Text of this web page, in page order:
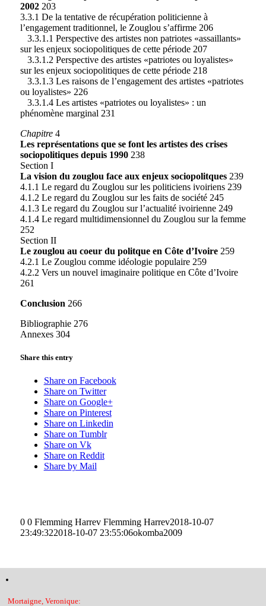
2002203
3.3.1 De la tentative de récupération politicienne à
l’engagement traditionnel, le Zouglou s’affirme 206
3.3.1.1 Perspective des artistes non patriotes «assaillants»
sur les enjeux sociopolitiques de cette période 207
3.3.1.2 Perspective des artistes «patriotes ou loyalistes»
sur les enjeux sociopolitiques de cette période 218
3.3.1.3 Les raisons de l’engagement des artistes «patriotes
ou loyalistes» 226
3.3.1.4 Les artistes «patriotes ou loyalistes» : un
phénomène marginal 231
Chapitre4
Les représentations que se font les artistes des crises
sociopolitiques depuis 1990238
Section I
La vision du zouglou face aux enjeux sociopolitques239
4.1.1 Le regard du Zouglou sur les politiciens ivoiriens 239
4.1.2 Le regard du Zouglou sur les faits de société 245
4.1.3 Le regard du Zouglou sur l’actualité ivoirienne 249
4.1.4 Le regard multidimensionnel du Zouglou sur la femme
252
Section II
Le zouglou au coeur du politque en Côte d’Ivoire259
4.2.1 Le Zouglou comme idéologie populaire 259
4.2.2 Vers un nouvel imaginaire politique en Côte d’Ivoire
261
Conclusion 266
Bibliographie 276
Annexes 304
Share this entry
Share on Facebook
Share on Twitter
Share on Google+
Share on Pinterest
Share on Linkedin
Share on Tumblr
Share on Vk
Share on Reddit
Share by Mail
0 0 Flemming Harrev Flemming Harrev2018-10-07
23:49:322018-10-07 23:55:06okomba2009
Mortaigne, Veronique: